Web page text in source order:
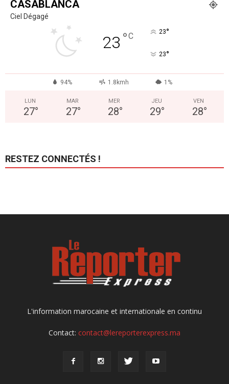
CASABLANCA
Ciel Dégagé
23 °C 23°
23°
94% 1.8kmh 1%
LUN
27°
MAR
27°
MER
28°
JEU
29°
VEN
28°
RESTEZ CONNECTÉS !
L'information marocaine et internationale en continu
Contact: contact@lereporterexpress.ma